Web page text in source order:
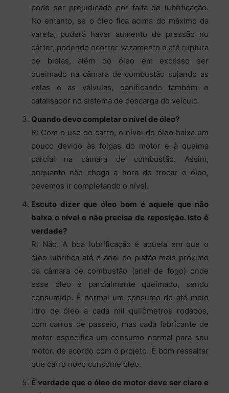
pode ser prejudicado por falta de lubrificação.
No entanto, se o óleo fica acima do máximo da
vareta, poderá haver aumento de pressão no
cárter, podendo ocorrer vazamento e até ruptura
de bielas, além do óleo em excesso ser
queimado na câmara de combustão sujando as
velas e as válvulas, danificando também o
catalisador no sistema de descarga do veículo.
Quando devo completar o nível de óleo?
R: Com o uso do carro, o nível do óleo baixa um
pouco devido às folgas do motor e à queima
parcial na câmara de combustão. Assim,
enquanto não chega a hora de trocar o óleo,
devemos ir completando o nível.
Escuto dizer que óleo bom é aquele que não
baixa o nível e não precisa de reposição. Isto é
verdade?
R: Não. A boa lubrificação é aquela em que o
óleo lubrifica até o anel do pistão mais próximo
da câmara de combustão (anel de fogo) onde
esse óleo é parcialmente queimado, sendo
consumido. É normal um consumo de até meio
litro de óleo a cada mil quilômetros rodados,
com carros de passeio, mas cada fabricante de
motor especifica um consumo normal para seu
motor, de acordo com o projeto. É bom ressaltar
que carro novo consome óleo.
É verdade que o óleo de motor deve ser claro e